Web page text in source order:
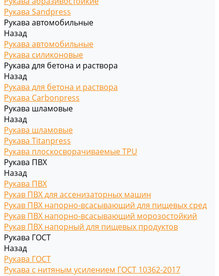
Рукава Sandpress
Рукава автомобильные
Назад
Рукава автомобильные
Рукава силиконовые
Рукава для бетона и раствора
Назад
Рукава для бетона и раствора
Рукава Carbonpress
Рукава шламовые
Назад
Рукава шламовые
Рукава Titanpress
Рукава плоскосворачиваемые TPU
Рукава ПВХ
Назад
Рукава ПВХ
Рукав ПВХ для ассенизаторных машин
Рукав ПВХ напорно-всасывающий для пищевых сред
Рукав ПВХ напорно-всасывающий морозостойкий
Рукав ПВХ напорный для пищевых продуктов
Рукава ГОСТ
Назад
Рукава ГОСТ
Рукава с нитяным усилением ГОСТ 10362-2017